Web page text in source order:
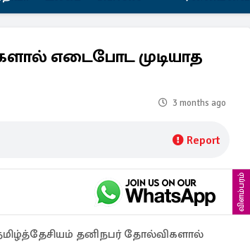
எடைபோட முடியாத
3 months ago
Report
விளம்பரம்
தனிநபர் தோல்விகளால்